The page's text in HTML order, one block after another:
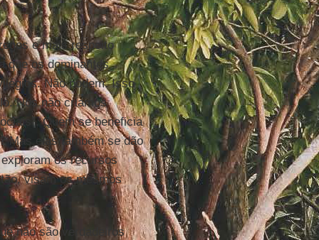
e mais respeito
que os dominantes
Não podem. Isso
Nós não criamos
Quem se beneficia
Mas elas também se dão
os recursos
visam os mesmos
não são verdadeiros